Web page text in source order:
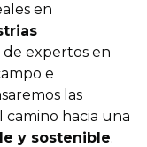
en
de expertos en
e
las
hacia una
y sostenible.